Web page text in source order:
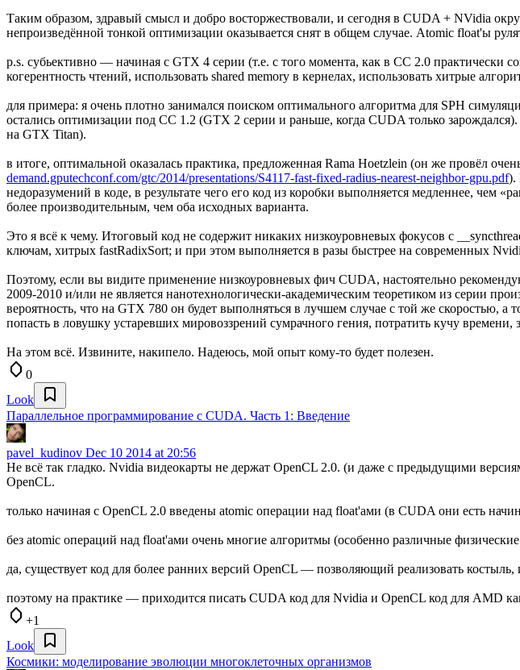
Таким образом, здравый смысл и добро восторжествовали, и сегодня в CUDA + NVidia
непроизведённой тонкой оптимизации оказывается снят в общем случае. Atomic float'ы
p.s. субьективно — начиная с GTX 4 серии (т.е. с того момента, как в CC 2.0 практически
когерентность чтений, использовать shared memory в кернелах, использовать хитрые
для примера: я очень плотно занимался поиском оптимального алгоритма для SPH
остались оптимизации под СС 1.2 (GTX 2 серии и раньше, когда CUDA только
на GTX Titan).
в итоге, оптимальной оказалась практика, предложенная Rama Hoetzlein (он же провёл
demand.gputechconf.com/gtc/2014/presentations/S4117-fast-fixed-radius-nearest-neighbor-gpu.pdf).
недоразумений в коде, в результате чего его код из коробки выполняется медленнее,
более производительным, чем оба исходных варианта.
Это я всё к чему. Итоговый код не содержит никаких низкоуровневых фокусов с
ключам, хитрых fastRadixSort; и при этом выполняется в разы быстрее на современных
Поэтому, если вы видите применение низкоуровневых фич CUDA, настоятельно
2009-2010 и/или не является нанотехнологически-академическим теоретиком из серии
вероятность, что на GTX 780 он будет выполняться в лучшем случае с той же скоростью,
попасть в ловушку устаревших мировоззрений сумрачного гения, потратить кучу
На этом всё. Извините, накипело. Надеюсь, мой опыт кому-то будет полезен.
0
Look
Параллельное программирование с CUDA. Часть 1: Введение
pavel_kudinov Dec 10 2014 at 20:56
Не всё так гладко. Nvidia видеокарты не держат OpenCL 2.0. (и даже с предыдущими
OpenCL.
только начиная с OpenCL 2.0 введены atomic операции над float'ами (в CUDA они есть
без atomic операций над float'ами очень многие алгоритмы (особенно различные
да, существует код для более ранних версий OpenCL — позволяющий реализовать
поэтому на практике — приходится писать CUDA код для Nvidia и OpenCL код для AMD
+1
Look
Космики: моделирование эволюции многоклеточных организмов